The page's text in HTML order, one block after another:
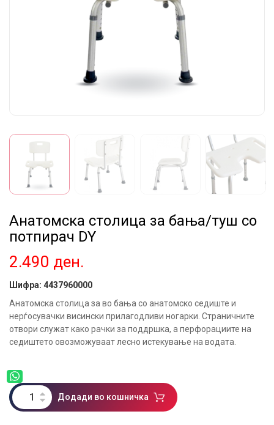
Анатомска столица за бања/туш со
потпирач DY
2.490 ден.
Шифра: 4437960000
Анатомска столица за во бања со анатомско седиште и
нерѓосувачки висински прилагодливи ногарки. Страничните
отвори служат како рачки за поддршка, а перфорациите на
седиштето овозможуваат лесно истекување на водата.
Додади во кошничка